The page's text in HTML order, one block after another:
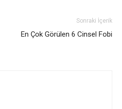
Sonraki İçerik
En Çok Görülen 6 Cinsel Fobi